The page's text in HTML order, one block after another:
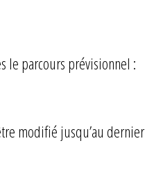
le parcours prévisionnel :
modifié jusqu’au dernier